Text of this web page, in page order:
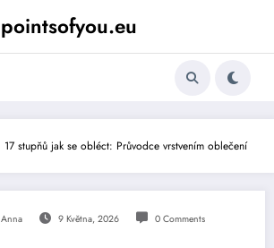
pointsofyou.eu
17 stupňů jak se obléct: Průvodce vrstvením oblečení
Anna 9 Května, 2026 0 Comments